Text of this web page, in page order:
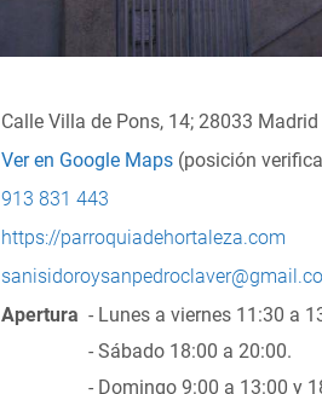
Calle Villa de Pons, 14; 28033
Ver en Google Maps (posición
913 831 443
https://parroquiadehortaleza.com
Apertura - Lunes a viernes 11:30 a
- Sábado 18:00 a 20:00.
- Domingo 9:00 a 13:00 y